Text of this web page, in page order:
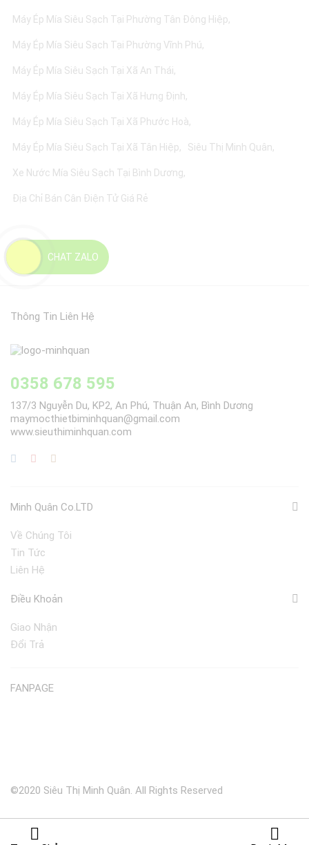
Máy Ép Mía Siêu Sạch Tại Phường Tân Đông Hiệp
Máy Ép Mía Siêu Sạch Tại Phường Vĩnh Phú
Máy Ép Mía Siêu Sạch Tại Xã An Thái
Máy Ép Mía Siêu Sạch Tại Xã Hưng Định
Máy Ép Mía Siêu Sạch Tại Xã Phước Hoà
Máy Ép Mía Siêu Sạch Tại Xã Tân Hiệp Siêu Thị Minh Quân
Xe Nước Mía Siêu Sạch Tại Bình Dương
Địa Chỉ Bán Cân Điện Tử Giá Rẻ
CHAT ZALO
Thông Tin Liên Hệ
0358 678 595
137/3 Nguyễn Du, KP2, An Phú, Thuận An, Bình Dương
maymocthietbiminhquan@gmail.com
www.sieuthiminhquan.com
Minh Quân Co.LTD
Về Chúng Tôi
Tin Tức
Liên Hệ
Điều Khoản
Giao Nhận
Đổi Trả
FANPAGE
©2020 Siêu Thị Minh Quân. All Rights Reserved